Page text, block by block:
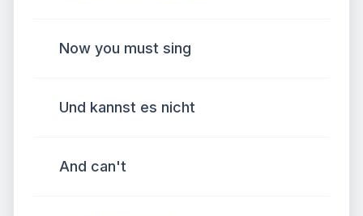
Now you must sing
Und kannst es nicht
And can't